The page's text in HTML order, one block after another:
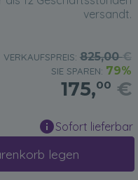
versandt.
VERKAUFSPREIS: 825,00€
SIE SPAREN: 79%
175,00 €
Sofort lieferbar
legen